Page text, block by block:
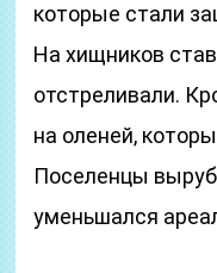
которые стали
На хищников
отстреливали.
на оленей,
Поселенцы
уменьшался